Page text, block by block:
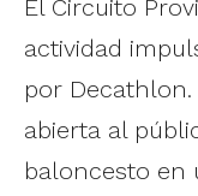
El Circuito
actividad
por
abierta al
baloncesto en